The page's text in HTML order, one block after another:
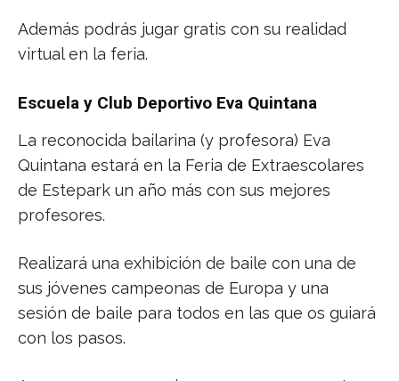
Además podrás jugar gratis con su realidad
virtual en la feria.
Escuela y Club Deportivo Eva Quintana
La reconocida bailarina (y profesora) Eva
Quintana estará en la Feria de Extraescolares
de Estepark un año más con sus mejores
profesores.
Realizará una exhibición de baile con una de
sus jóvenes campeonas de Europa y una
sesión de baile para todos en las que os guiará
con los pasos.